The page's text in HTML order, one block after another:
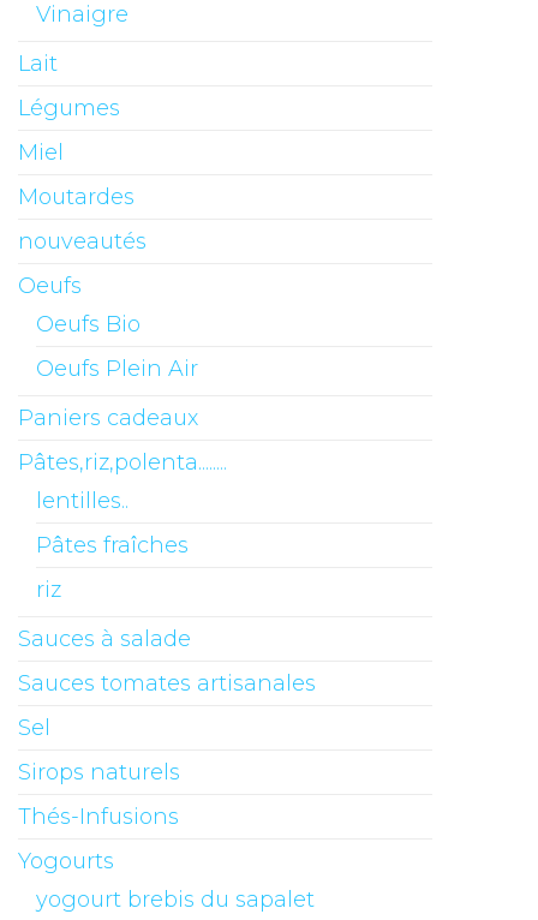
Vinaigre
Lait
Légumes
Miel
Moutardes
nouveautés
Oeufs
Oeufs Bio
Oeufs Plein Air
Paniers cadeaux
Pâtes,riz,polenta........
lentilles..
Pâtes fraîches
riz
Sauces à salade
Sauces tomates artisanales
Sel
Sirops naturels
Thés-Infusions
Yogourts
yogourt brebis du sapalet